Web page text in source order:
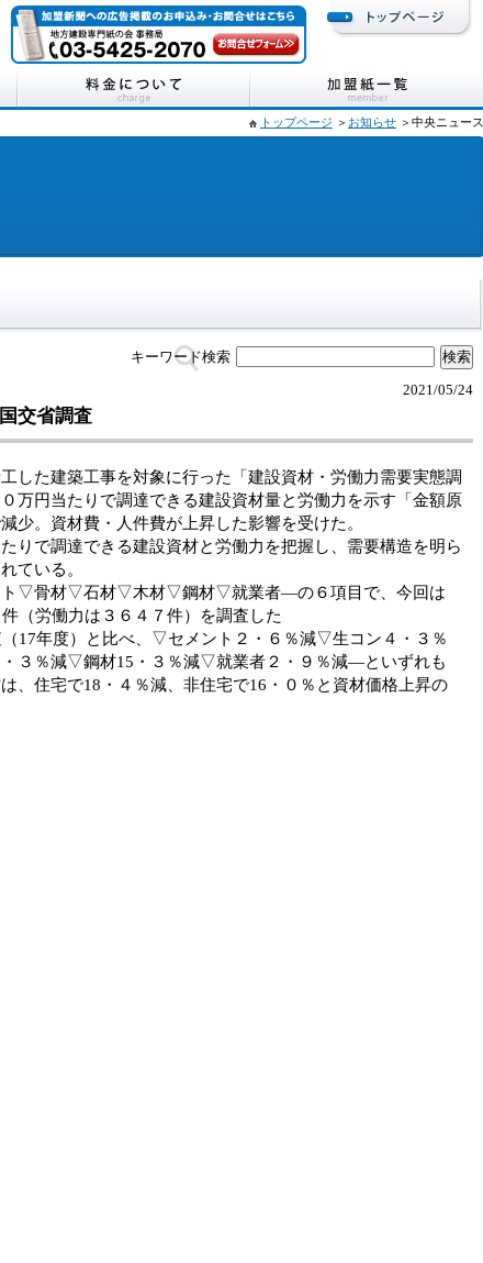
トップページ ＞ お知らせ ＞中央ニュース
キーワード検索
2021/05/24
交省調査
した建築工事を対象に行った「建設資材・労働力需要実態調
万円当たりで調達できる建設資材量と労働力を示す「金額原
少。資材費・人件費が上昇した影響を受けた。
りで調達できる建設資材と労働力を把握し、需要構造を明ら
ている。
▽骨材▽石材▽木材▽鋼材▽就業者―の６項目で、今回は
（労働力は３６４７件）を調査した
17年度）と比べ、▽セメント２・６％減▽生コン４・３％
３％減▽鋼材15・３％減▽就業者２・９％減―といずれも
、住宅で18・４％減、非住宅で16・０％と資材価格上昇の